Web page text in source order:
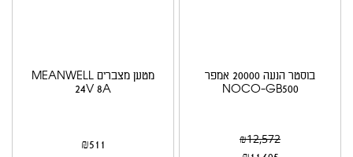
בוסטר הנעה 20000 אמפר
NOCO-GB500
₪12,572
מטען מצברים MEANWELL
24V 8A
₪511